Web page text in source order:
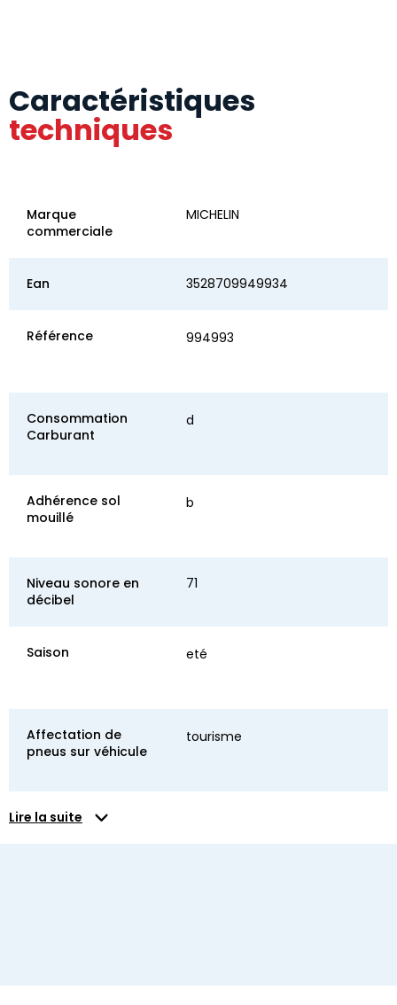
Caractéristiques
techniques
Marque
commerciale
MICHELIN
Ean 3528709949934
Référence 994993
Consommation
Carburant
d
Adhérence sol
mouillé
b
Niveau sonore en
décibel
71
Saison eté
Affectation de
pneus sur véhicule
tourisme
Lire la suite